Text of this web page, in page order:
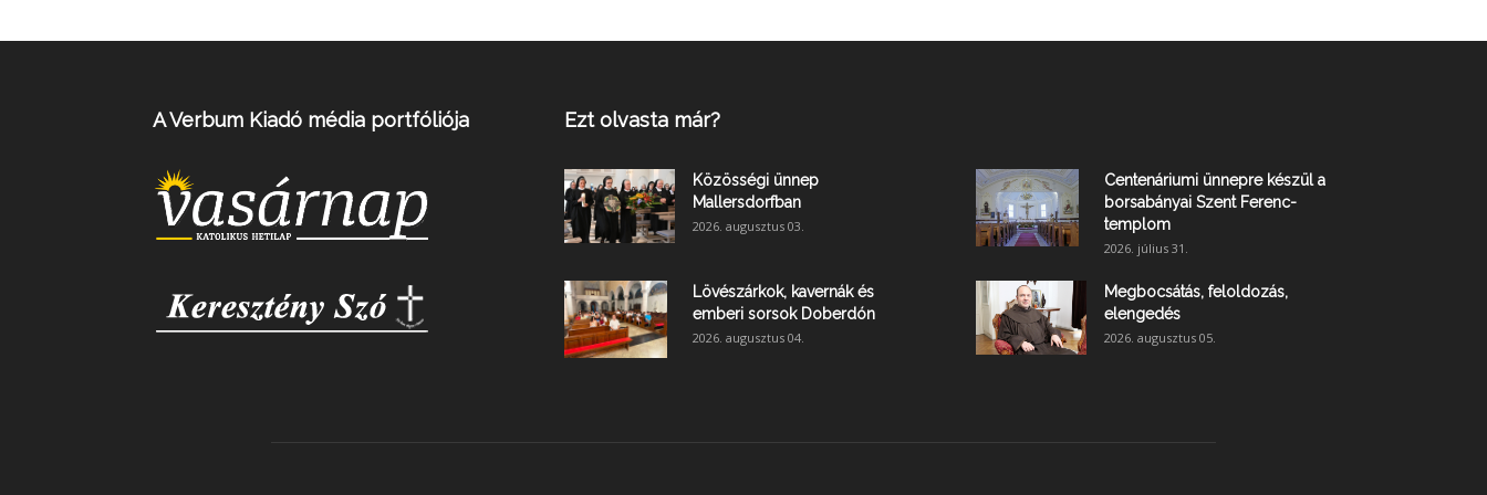
A Verbum Kiadó média portfóliója Ezt olvasta már?
Közösségi ünnep
Mallersdorfban
2026. augusztus 03.
Centenáriumi ünnepre készül a
borsabányai Szent Ferenc-
templom
2026. július 31.
Lövészárkok, kavernák és
emberi sorsok Doberdón
2026. augusztus 04.
Megbocsátás, feloldozás,
elengedés
2026. augusztus 05.